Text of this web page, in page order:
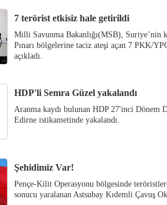
7 terörist etkisiz hale getirildi
Milli Savunma Bakanlığı(MSB), Suriye’nin
Pınarı bölgelerine taciz ateşi açan 7 PKK/
açıkladı.
HDP'li Semra Güzel yakalandı
Aranma kaydı bulunan HDP 27'inci Dönem
Edirne istikametinde yakalandı.
Şehidimiz Var!
Pençe-Kilit Operasyonu bölgesinde
sonucu yaralanan Astsubay Kıdemli Çavuş